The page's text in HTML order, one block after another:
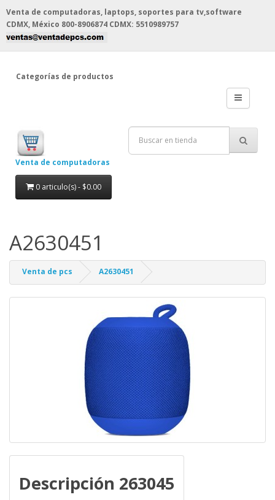
Venta de computadoras, laptops, soportes para tv,software
CDMX, México 800-8906874 CDMX: 5510989757
Categorías de productos
Venta de computadoras
0 articulo(s) - $0.00
A2630451
Venta de pcs A2630451
Descripción 263045